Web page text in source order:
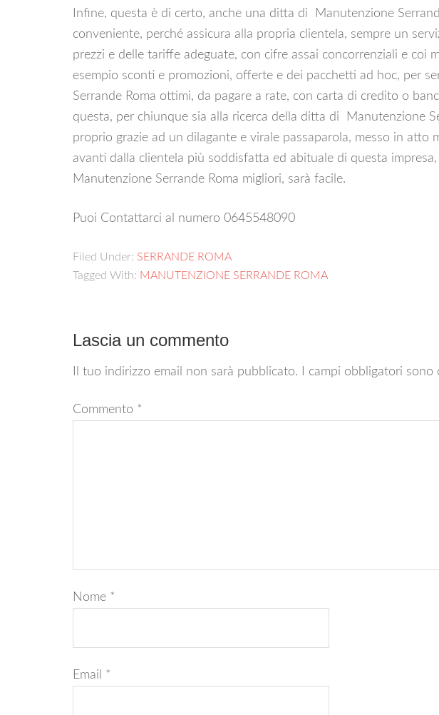
Infine, questa è di certo, anche una ditta di Manutenzione
conveniente, perché assicura alla propria clientela, sempre un
prezzi e delle tariffe adeguate, con cifre assai concorrenziali e coi
esempio sconti e promozioni, offerte e dei pacchetti ad hoc, per
Serrande Roma ottimi, da pagare a rate, con carta di credito o
questa, per chiunque sia alla ricerca della ditta di Manutenzione
proprio grazie ad un dilagante e virale passaparola, messo in atto
avanti dalla clientela più soddisfatta ed abituale di questa
Manutenzione Serrande Roma migliori, sarà facile.
Puoi Contattarci al numero 0645548090
Filed Under: SERRANDE ROMA
Tagged With: MANUTENZIONE SERRANDE ROMA
Lascia un commento
Il tuo indirizzo email non sarà pubblicato. I campi obbligatori sono
Commento *
Nome *
Email *